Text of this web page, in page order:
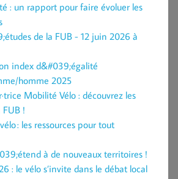
: un rapport pour faire évoluer les
de la FUB - 12 juin 2026 à
index d&#039;égalité
homme 2025
Mobilité Vélo : découvrez les
!
: les ressources pour tout
à de nouveaux territoires !
: le vélo s’invite dans le débat local